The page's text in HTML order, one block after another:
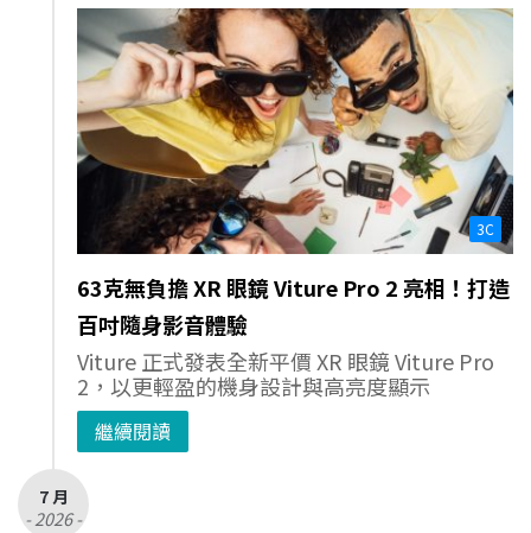
3C
63克無負擔 XR 眼鏡 Viture Pro 2 亮相！打造
百吋隨身影音體驗
Viture 正式發表全新平價 XR 眼鏡 Viture Pro
2，以更輕盈的機身設計與高亮度顯示
繼續閱讀
7 月
- 2026 -